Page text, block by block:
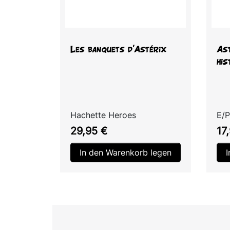
Vorschau
Les banquets d'Astérix
Hachette Heroes
Preis
29,95 €
In den Warenkorb legen
E/